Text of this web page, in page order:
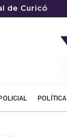
de Curicó
POLÍTICA